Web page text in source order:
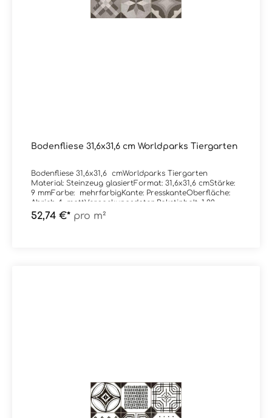
Bodenfliese 31,6x31,6 cm Worldparks Tiergarten
Bodenfliese 31,6x31,6 cmWorldparks Tiergarten
Material: Steinzeug glasiertFormat: 31,6x31,6 cmStärke:
9 mmFarbe: mehrfarbigKante: PresskanteOberfläche:
Abrieb 4, mattVerpackungsdaten:Paketinhalt: 1,00
m²Paletteninhalt: 56,00 m²
52,74 €* pro m²